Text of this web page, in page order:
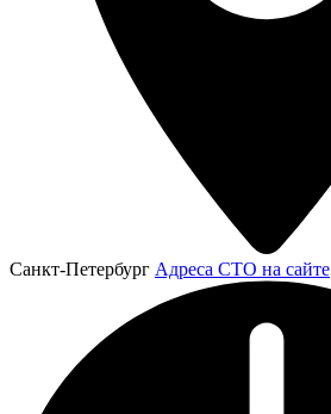
Санкт-Петербург Адреса СТО на сайте